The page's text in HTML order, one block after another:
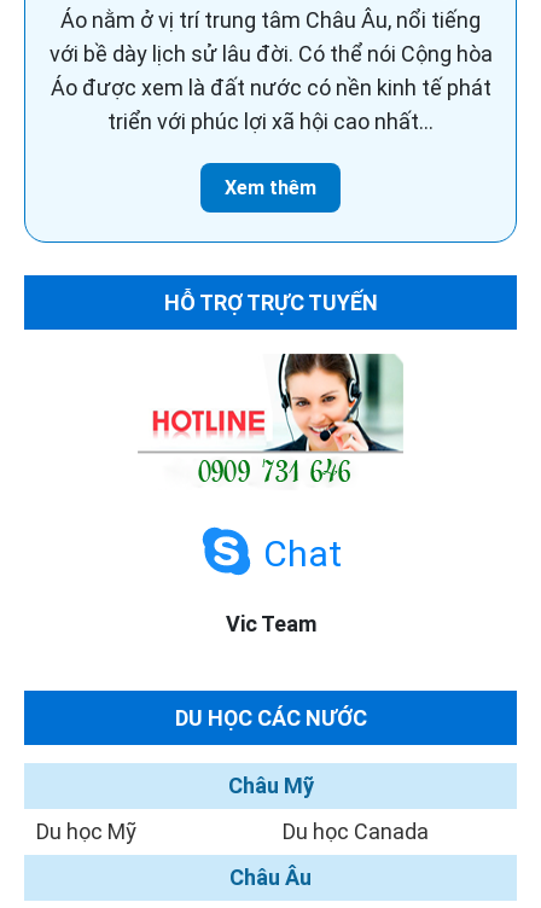
Áo nằm ở vị trí trung tâm Châu Âu, nổi tiếng
với bề dày lịch sử lâu đời. Có thể nói Cộng hòa
Áo được xem là đất nước có nền kinh tế phát
triển với phúc lợi xã hội cao nhất...
Xem thêm
HỖ TRỢ TRỰC TUYẾN
Chat
Vic Team
DU HỌC CÁC NƯỚC
Châu Mỹ
Du học Mỹ
Du học Canada
Châu Âu